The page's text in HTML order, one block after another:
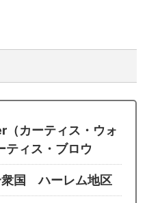
カーティス・ウォ
ティス・ブロウ
衆国 ハーレム地区